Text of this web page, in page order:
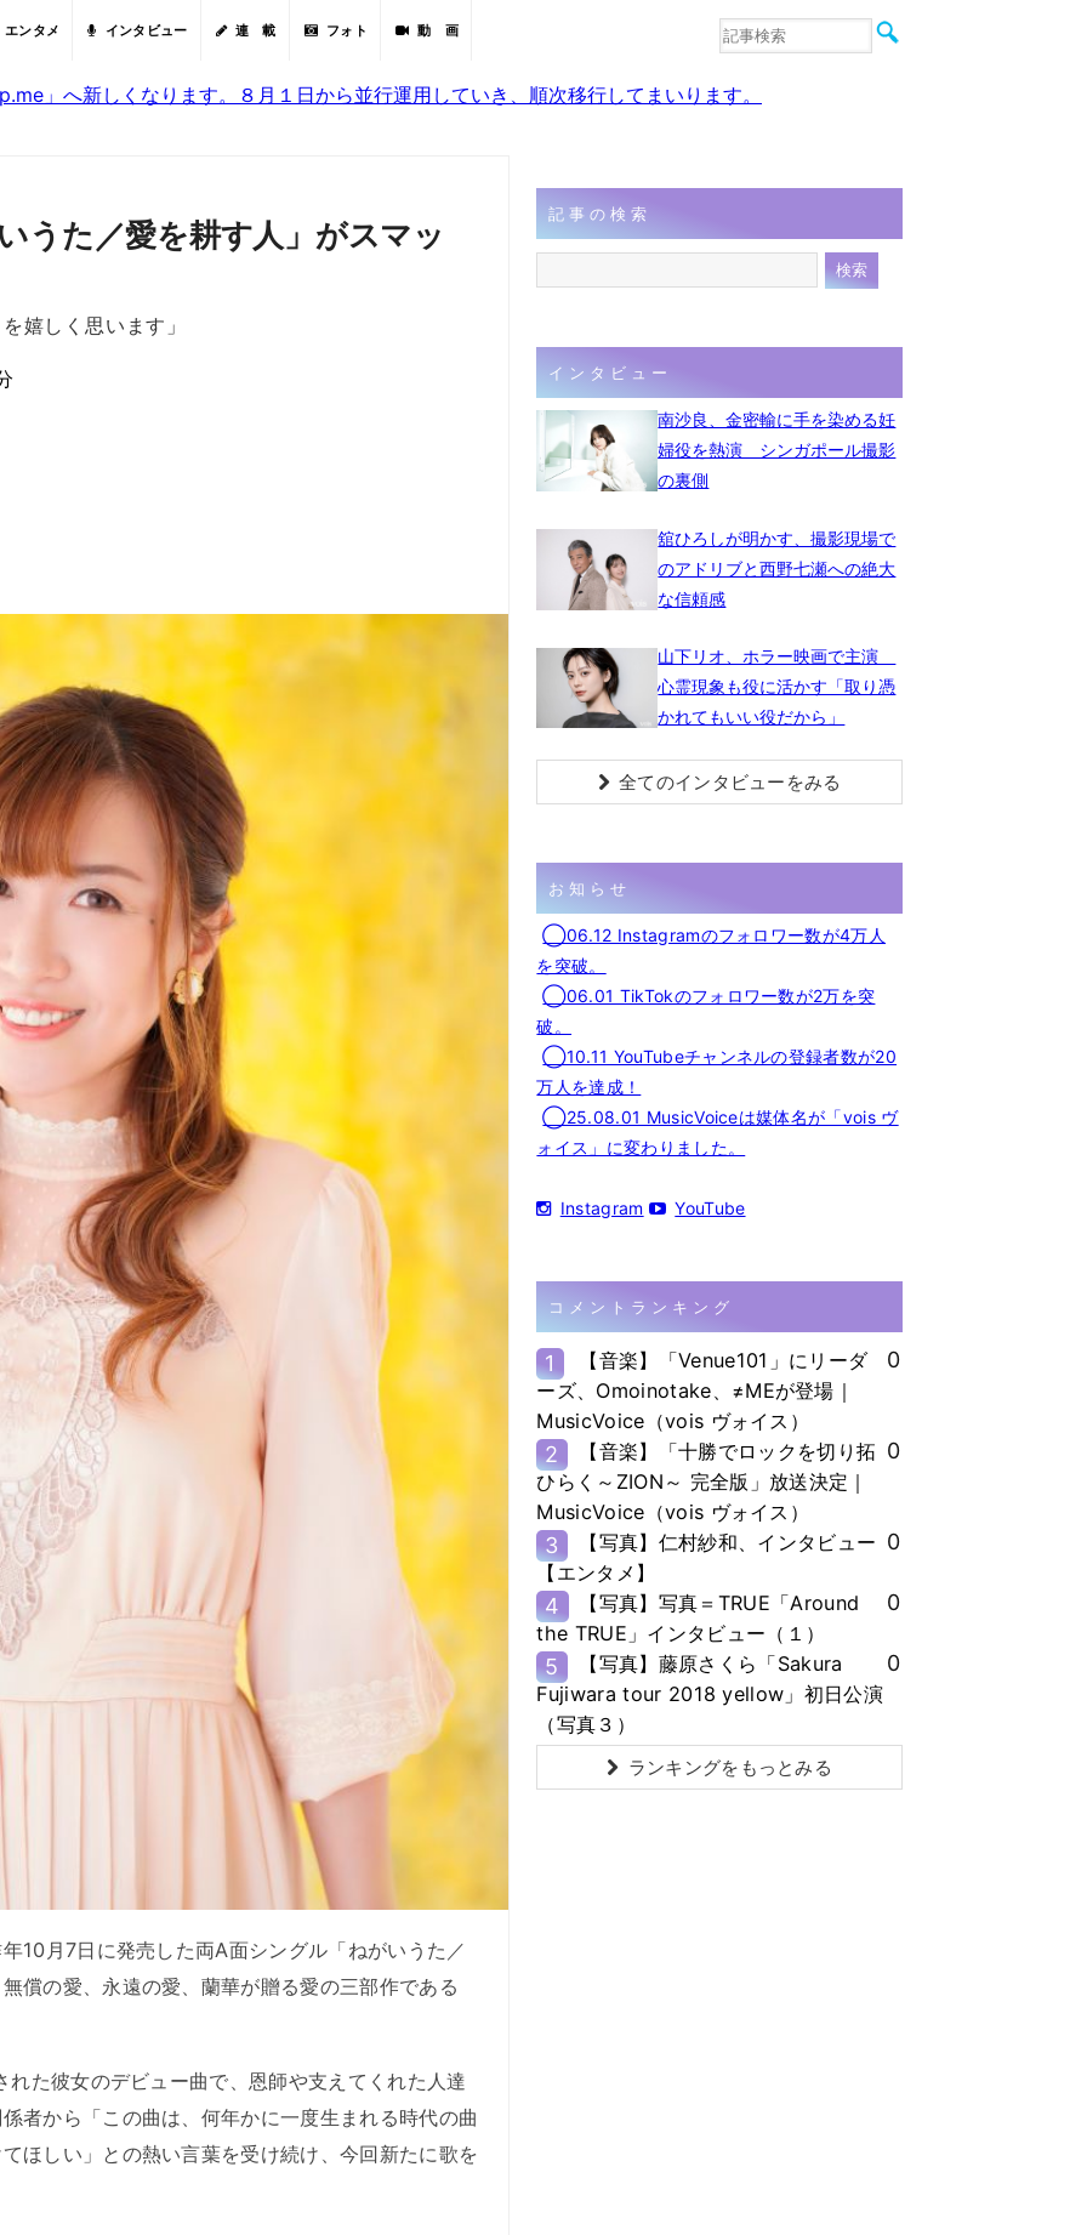
エンタメ インタビュー 連 載 フォト 動 画
音楽
」へ新しくなります。８月１日から並行運用していき、順次移行してまいります。
うた／愛を耕す人」がスマッ
嬉しく思います」
10月7日に発売した両A面シングル「ねがいうた／
償の愛、永遠の愛、蘭華が贈る愛の三部作である
た彼女のデビュー曲で、恩師や支えてくれた人達
者から「この曲は、何年かに一度生まれる時代の曲
ほしい」との熱い言葉を受け続け、今回新たに歌を
記事の検索
インタビュー
南沙良、金密輸に手を染める妊
婦役を熱演 シンガポール撮影
の裏側
舘ひろしが明かす、撮影現場で
のアドリブと西野七瀬への絶大
な信頼感
山下リオ、ホラー映画で主演
心霊現象も役に活かす「取り憑
かれてもいい役だから」
全てのインタビューをみる
お知らせ
◯06.12 Instagramのフォロワー数が4万人
を突破。
◯06.01 TikTokのフォロワー数が2万を突
破。
◯10.11 YouTubeチャンネルの登録者数が20
万人を達成！
◯25.08.01 MusicVoiceは媒体名が「vois ヴ
ォイス」に変わりました。
Instagram YouTube
コメントランキング
1
【音楽】「Venue101」にリーダ
ーズ、Omoinotake、≠MEが登場｜
MusicVoice（vois ヴォイス）
0
2
【音楽】「十勝でロックを切り拓
ひらく～ZION～ 完全版」放送決定｜
MusicVoice（vois ヴォイス）
0
3
【写真】仁村紗和、インタビュー
【エンタメ】
0
4
【写真】写真＝TRUE「Around
the TRUE」インタビュー（１）
0
5
【写真】藤原さくら「Sakura
Fujiwara tour 2018 yellow」初日公演
（写真３）
0
ランキングをもっとみる